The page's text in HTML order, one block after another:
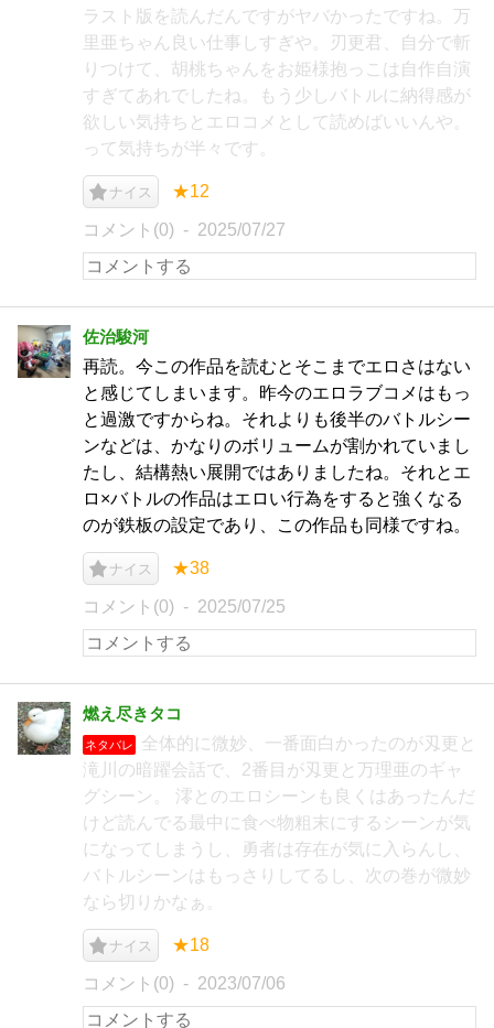
ラスト版を読んだんですがヤバかったですね。万
里亜ちゃん良い仕事しすぎや。刃更君、自分で斬
りつけて、胡桃ちゃんをお姫様抱っこは自作自演
すぎてあれでしたね。もう少しバトルに納得感が
欲しい気持ちとエロコメとして読めばいいんや。
って気持ちが半々です。
ナイス ★12
コメント(0) 2025/07/27
佐治駿河
再読。今この作品を読むとそこまでエロさはない
と感じてしまいます。昨今のエロラブコメはもっ
と過激ですからね。それよりも後半のバトルシー
ンなどは、かなりのボリュームが割かれていまし
たし、結構熱い展開ではありましたね。それとエ
ロ×バトルの作品はエロい行為をすると強くなる
のが鉄板の設定であり、この作品も同様ですね。
ナイス ★38
コメント(0) 2025/07/25
燃え尽きタコ
ネタバレ
全体的に微妙、一番面白かったのが刄更と
滝川の暗躍会話で、2番目が刄更と万理亜のギャ
グシーン。 澪とのエロシーンも良くはあったんだ
けど読んでる最中に食べ物粗末にするシーンが気
になってしまうし、勇者は存在が気に入らんし、
バトルシーンはもっさりしてるし、次の巻が微妙
なら切りかなぁ。
ナイス ★18
コメント(0) 2023/07/06